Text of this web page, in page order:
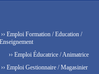
›› Emploi Formation / Education /
Enseignement
›› Emploi Éducatrice / Animatrice
›› Emploi Gestionnaire / Magasinier